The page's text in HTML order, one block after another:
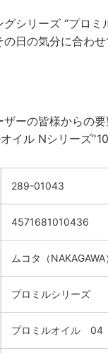
シリーズ “プロ
日の気分に合わ
ーの皆様からの
イル Nシリーズ
289-01043
4571681010436
ムコタ（NAKAGAWA
プロミルシリーズ
プロミルオイル